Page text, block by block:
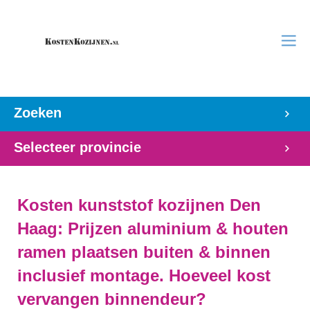
Zoeken
Selecteer provincie
Kosten kunststof kozijnen Den
Haag: Prijzen aluminium & houten
ramen plaatsen buiten & binnen
inclusief montage. Hoeveel kost
vervangen binnendeur?